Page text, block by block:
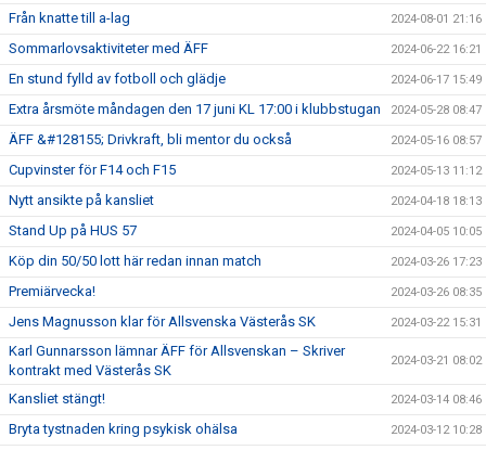
Från knatte till a-lag 2024-08-01 21:16
Sommarlovsaktiviteter med ÄFF 2024-06-22 16:21
En stund fylld av fotboll och glädje 2024-06-17 15:49
Extra årsmöte måndagen den 17 juni KL 17:00 i klubbstugan 2024-05-28 08:47
ÄFF &#128155; Drivkraft, bli mentor du också 2024-05-16 08:57
Cupvinster för F14 och F15 2024-05-13 11:12
Nytt ansikte på kansliet 2024-04-18 18:13
Stand Up på HUS 57 2024-04-05 10:05
Köp din 50/50 lott här redan innan match 2024-03-26 17:23
Premiärvecka! 2024-03-26 08:35
Jens Magnusson klar för Allsvenska Västerås SK 2024-03-22 15:31
Karl Gunnarsson lämnar ÄFF för Allsvenskan – Skriver
kontrakt med Västerås SK
2024-03-21 08:02
Kansliet stängt! 2024-03-14 08:46
Bryta tystnaden kring psykisk ohälsa 2024-03-12 10:28